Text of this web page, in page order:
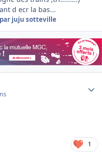
d ecr la bas...
par juju sotteville
1